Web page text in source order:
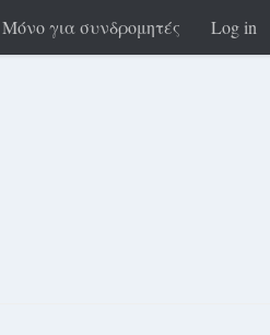
Μόνο για συνδρομητές Log in